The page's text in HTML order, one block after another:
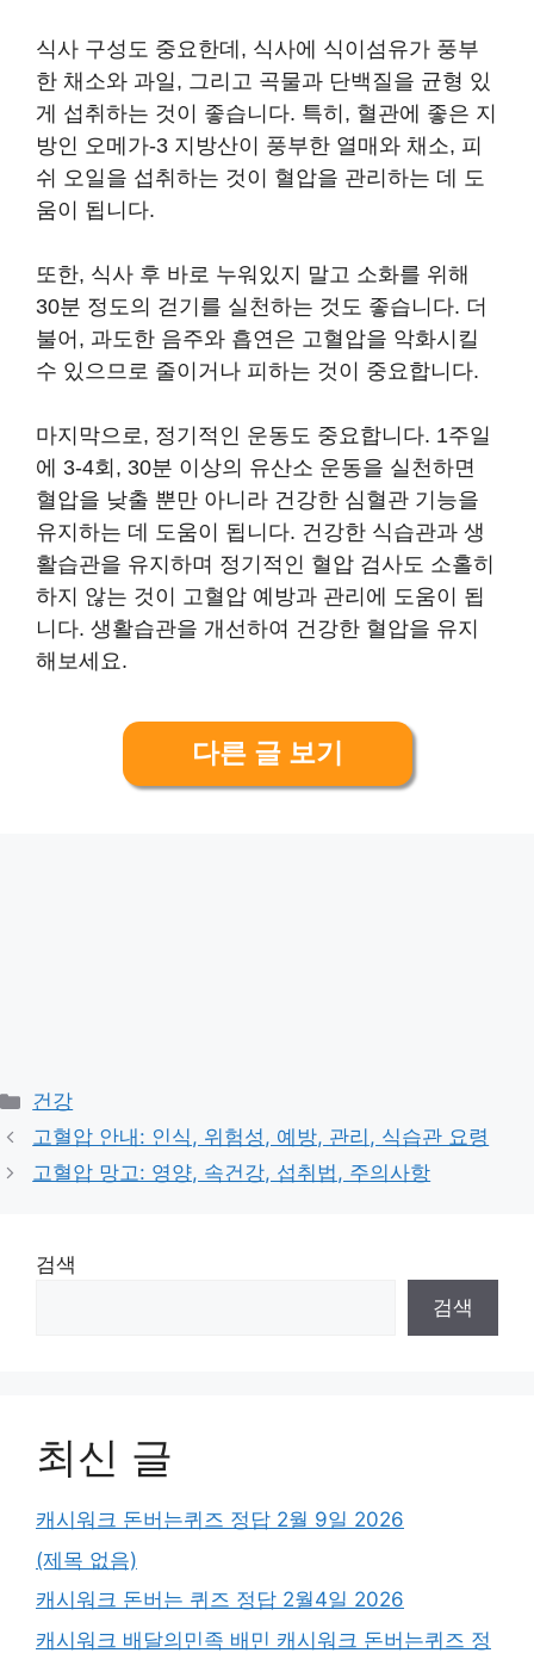
식사 구성도 중요한데, 식사에 식이섬유가 풍부
한 채소와 과일, 그리고 곡물과 단백질을 균형 있
게 섭취하는 것이 좋습니다. 특히, 혈관에 좋은 지
방인 오메가-3 지방산이 풍부한 열매와 채소, 피
쉬 오일을 섭취하는 것이 혈압을 관리하는 데 도
움이 됩니다.
또한, 식사 후 바로 누워있지 말고 소화를 위해
30분 정도의 걷기를 실천하는 것도 좋습니다. 더
불어, 과도한 음주와 흡연은 고혈압을 악화시킬
수 있으므로 줄이거나 피하는 것이 중요합니다.
마지막으로, 정기적인 운동도 중요합니다. 1주일
에 3-4회, 30분 이상의 유산소 운동을 실천하면
혈압을 낮출 뿐만 아니라 건강한 심혈관 기능을
유지하는 데 도움이 됩니다. 건강한 식습관과 생
활습관을 유지하며 정기적인 혈압 검사도 소홀히
하지 않는 것이 고혈압 예방과 관리에 도움이 됩
니다. 생활습관을 개선하여 건강한 혈압을 유지
해보세요.
다른 글 보기
Categories
건강
고혈압 안내: 인식, 위험성, 예방, 관리, 식습관 요령
고혈압 망고: 영양, 속건강, 섭취법, 주의사항
검색
검색
최신 글
캐시워크 돈버는퀴즈 정답 2월 9일 2026
(제목 없음)
캐시워크 돈버는 퀴즈 정답 2월4일 2026
캐시워크 배달의민족 배민 캐시워크 돈버는퀴즈 정